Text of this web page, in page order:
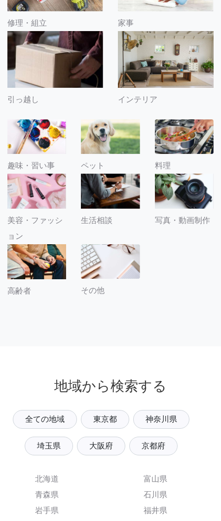
修理・組立 家事
引っ越し インテリア
趣味・習い事 ペット 料理
美容・ファッシ
ョン
生活相談 写真・動画制作
高齢者 その他
地域から検索する
全ての地域 東京都 神奈川県
埼玉県 大阪府 京都府
北海道
青森県
岩手県
富山県
石川県
福井県